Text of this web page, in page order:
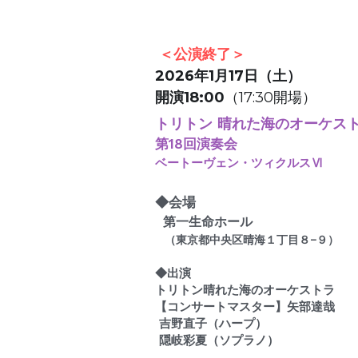
＜公演終了＞
2026年1月17日（土）
開演18:00 （17:30開場）
トリトン 晴れた海のオーケス
第18回演奏会
ベートーヴェン・ツィクルスⅥ
◆会場
  第一生命ホール
（東京都中央区晴海１丁目８−９）
◆出演
トリトン晴れた海のオーケストラ
【コンサートマスター】矢部達哉
吉野直子（ハープ）
隠岐彩夏（ソプラノ）